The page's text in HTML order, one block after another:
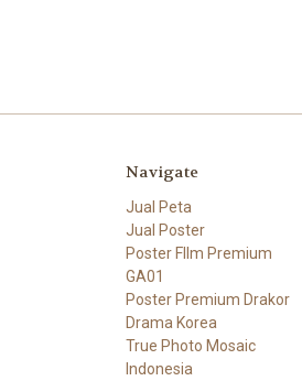
Navigate
Jual Peta
Jual Poster
Poster FIlm Premium
GA01
Poster Premium Drakor
Drama Korea
True Photo Mosaic
Indonesia